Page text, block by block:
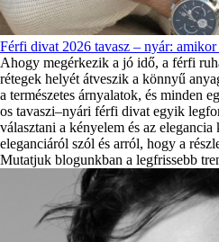
Férfi divat 2026 tavasz – nyár:
Ahogy megérkezik a jó idő, a férfi
rétegek helyét átveszik a könnyű
a természetes árnyalatok, és minden
os tavaszi–nyári férfi divat egyik
választani a kényelem és az elegancia
eleganciáról szól és arról, hogy a
Mutatjuk blogunkban a legfrissebb